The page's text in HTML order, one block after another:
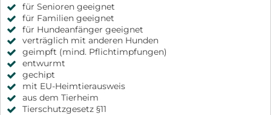
für Senioren geeignet
für Familien geeignet
für Hundeanfänger geeignet
verträglich mit anderen Hunden
geimpft (mind. Pflichtimpfungen)
entwurmt
gechipt
mit EU-Heimtierausweis
aus dem Tierheim
Tierschutzgesetz §11